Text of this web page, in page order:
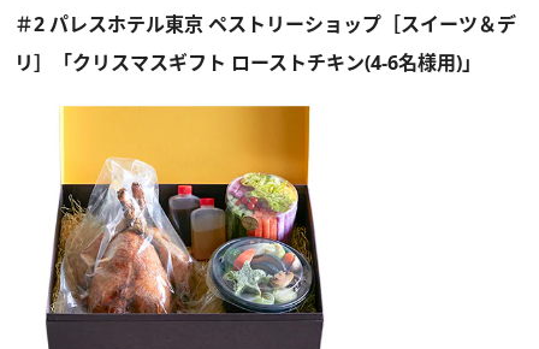
＃2 パレスホテル東京 ペストリーショップ［スイーツ＆デ
リ］「クリスマスギフト ローストチキン(4-6名様用)」